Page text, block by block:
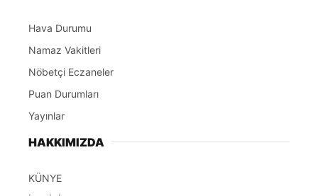
Hava Durumu
Namaz Vakitleri
Nöbetçi Eczaneler
Puan Durumları
Yayınlar
HAKKIMIZDA
KÜNYE